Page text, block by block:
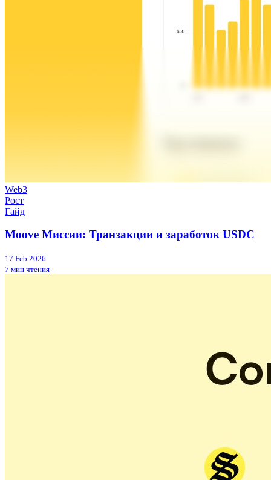
Web3
Рост
Гайд
Moove Миссии: Транзакции и заработок USDC
17 Feb 2026
7 мин чтения